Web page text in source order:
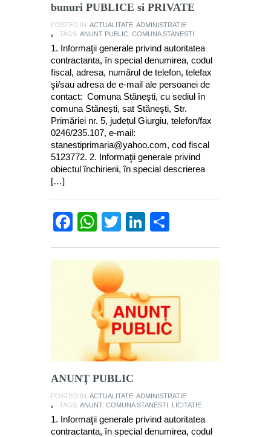
bunuri PUBLICE si PRIVATE
POSTED IN: ACTUALITATE ADMINISTRATIE
TAGS: ANUNT PUBLIC COMUNA STANESTI
1. Informaţii generale privind autoritatea
contractanta, în special denumirea, codul
fiscal, adresa, numărul de telefon, telefax
şi/sau adresa de e-mail ale persoanei de
contact: Comuna Stăneşti, cu sediul în
comuna Stănești, sat Stăneşti, Str.
Primăriei nr. 5, județul Giurgiu, telefon/fax
0246/235.107, e-mail:
stanestiprimaria@yahoo.com, cod fiscal
5123772. 2. Informaţii generale privind
obiectul închirierii, în special descrierea
[…]
Facebook
WhatsApp
TwitterLinkedIn
ANUNŢ PUBLIC
POSTED IN: ACTUALITATE ADMINISTRATIE
TAGS: ANUNT, COMUNA STANESTI LICITATIE
1. Informaţii generale privind autoritatea
contractanta, în special denumirea, codul